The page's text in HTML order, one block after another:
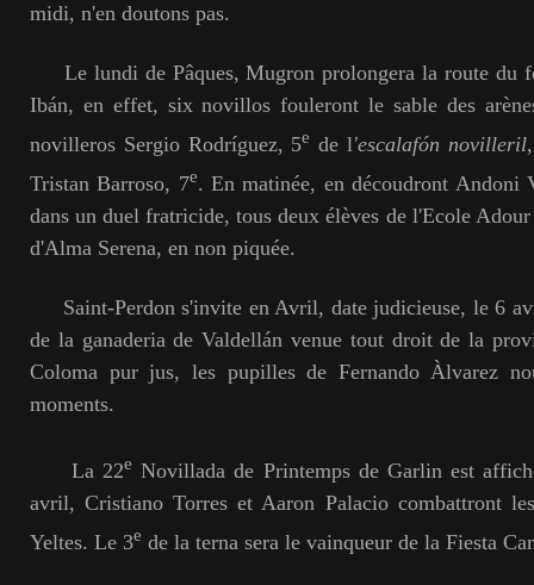
midi, n'en doutons pas.
Le lundi de Pâques, Mugron prolongera la route du
Ibán, en effet, six novillos fouleront le sable des
novilleros Sergio Rodríguez, 5e de l'escalafón novilleril
Tristan Barroso, 7e. En matinée, en découdront Andoni
dans un duel fratricide, tous deux élèves de l'Ecole
d'Alma Serena, en non piquée.
Saint-Perdon s'invite en Avril, date judicieuse, le 6
de la ganaderia de Valdellán venue tout droit de la
Coloma pur jus, les pupilles de Fernando Àlvarez
moments.
La 22e Novillada de Printemps de Garlin est
avril, Cristiano Torres et Aaron Palacio combattront
Yeltes. Le 3e de la terna sera le vainqueur de la Fiesta